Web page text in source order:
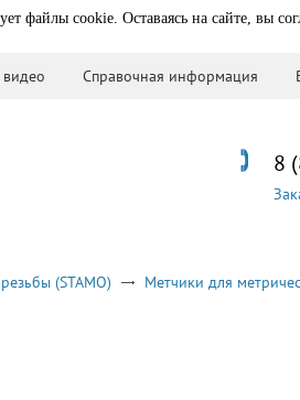
файлы cookie. Оставаясь на сайте, вы
Справочная информация
8
(STAMO) Метчики для